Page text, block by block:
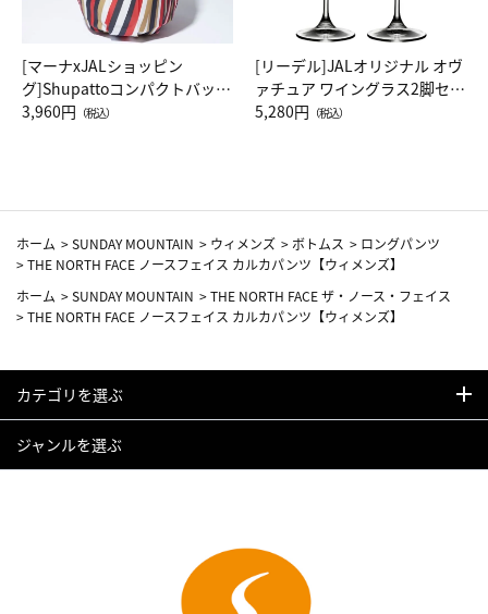
[マーナxJALショッピン
グ]Shupattoコンパクトバッグ
Drop JAL客室乗務員（LC）ス
3,960円 （税込）
[リーデル]JALオリジナル オヴ
ァチュア ワイングラス2脚セッ
ト（レッドワイン）
5,280円 （税込）
ホーム >SUNDAY MOUNTAIN > ウィメンズ > ボトムス > ロングパンツ
>THE NORTH FACE ノースフェイス カルカパンツ【ウィメンズ】
ホーム >SUNDAY MOUNTAIN >THE NORTH FACE ザ・ノース・フェイス
>THE NORTH FACE ノースフェイス カルカパンツ【ウィメンズ】
カテゴリを選ぶ
ジャンルを選ぶ